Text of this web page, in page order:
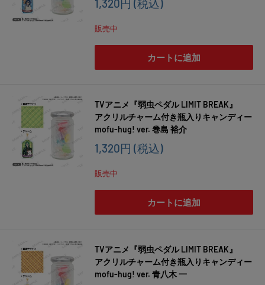
価
格
1,320円 (税込)
販売中
カートに追加
TVアニメ『弱虫ペダル LIMIT BREAK』
アクリルチャーム付き瓶入りキャンディー
mofu-hug! ver. 巻島 裕介
販
価
格
1,320円 (税込)
販売中
カートに追加
TVアニメ『弱虫ペダル LIMIT BREAK』
アクリルチャーム付き瓶入りキャンディー
mofu-hug! ver. 青八木 一